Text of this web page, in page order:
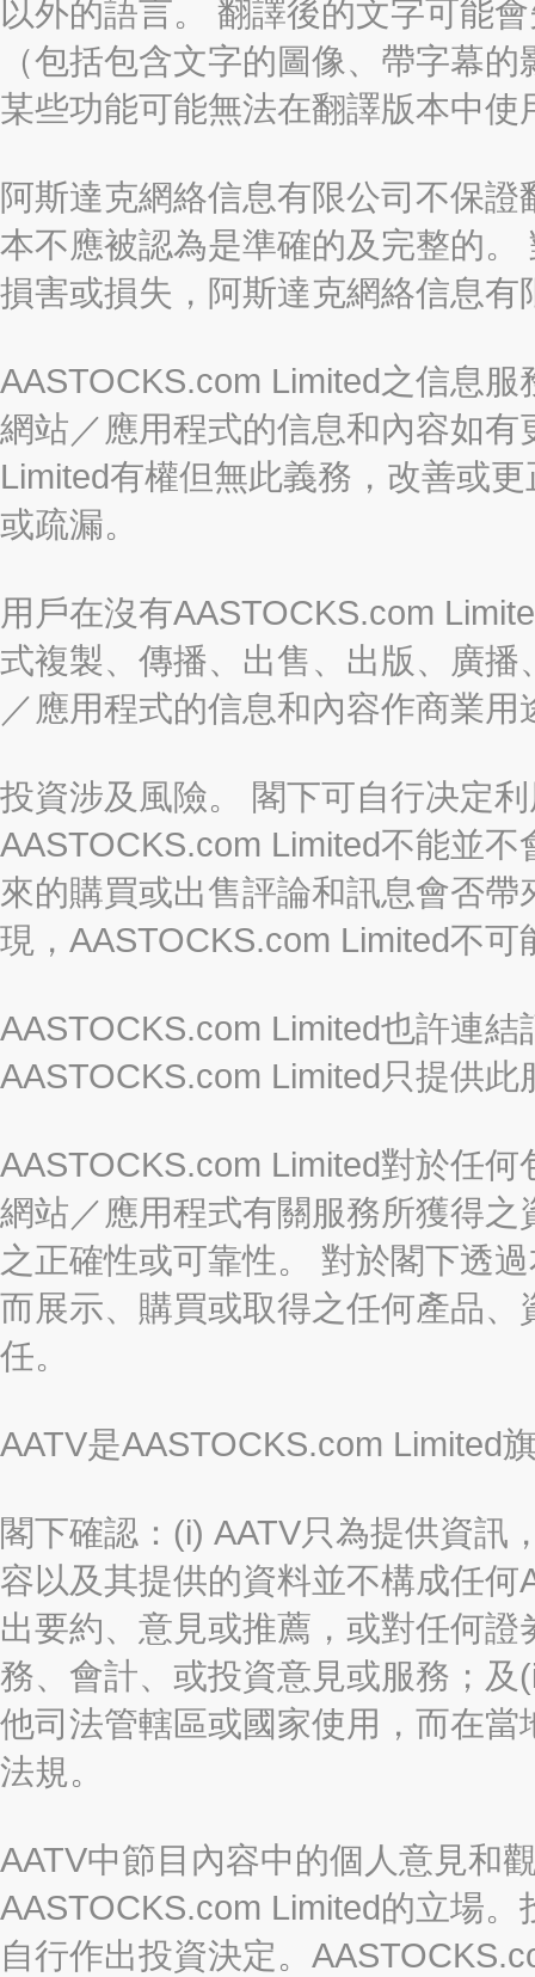
以外的語言。 翻譯後的文字可能
（包括包含文字的圖像、帶字幕
某些功能可能無法在翻譯版本中使
阿斯達克網絡信息有限公司不保
本不應被認為是準確的及完整的
損害或損失，阿斯達克網絡信息
AASTOCKS.com Limited之信息
網站／應用程式的信息和內容如
Limited有權但無此義務，改善或
或疏漏。
用戶在沒有AASTOCKS.com
式複製、傳播、出售、出版、廣
／應用程式的信息和內容作商業用
投資涉及風險。 閣下可自行决定
AASTOCKS.com Limited不能並
來的購買或出售評論和訊息會否
現，AASTOCKS.com Limited不
AASTOCKS.com Limited也許連
AASTOCKS.com Limited只提供
AASTOCKS.com Limited對於任
網站／應用程式有關服務所獲得
之正確性或可靠性。 對於閣下透
而展示、購買或取得之任何產品
任。
AATV是AASTOCKS.com Limited
閣下確認：(i) AATV只為提供資訊
容以及其提供的資料並不構成任
出要約、意見或推薦，或對任何
務、會計、或投資意見或服務；
他司法管轄區或國家使用，而在
法規。
AATV中節目內容中的個人意見和
AASTOCKS.com Limited的立場
自行作出投資決定。